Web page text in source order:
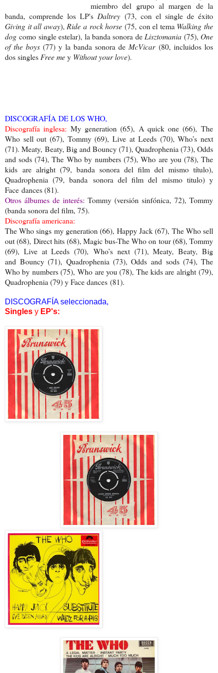
miembro del grupo al margen de la
banda, comprende los LP's Daltrey (73, con el single de éxito
Giving it all away), Ride a rock horse (75, con el tema Walking the
dog como single estelar), la banda sonora de Lisztomania (75), One
of the boys (77) y la banda sonora de McVicar(80, incluidos los
dos singles Free mey Without your love).
DISCOGRAFÍA DE LOS WHO,
Discografía inglesa: My generation (65), A quick one (66), The
Who sell out (67), Tommy (69), Live at Leeds (70), Who’s next
(71). Meaty, Beaty, Big and Bouncy (71), Quadrophenia (73), Odds
and sods (74), The Who by numbers (75), Who are you (78), The
kids are alright (79, banda sonora del film del mismo título),
Quadrophenia (79, banda sonora del film del mismo titulo) y
Face dances (81).
Otros álbumes de interés: Tommy (versión sinfónica, 72), Tommy
(banda sonora del film, 75).
Discografía americana:
The Who sings my generation (66), Happy Jack (67), The Who sell
out (68), Direct hits (68), Magic bus-The Who on tour (68), Tommy
(69), Live at Leeds (70), Who’s next (71), Meaty, Beaty, Big
and Bouncy (71), Quadrophenia (73), Odds and sods (74), The
Who by numbers (75), Who are you (78), The kids are alright (79),
Quadrophenia (79) y Face dances (81).
DISCOGRAFÍA seleccionada,
Singles y EP's: